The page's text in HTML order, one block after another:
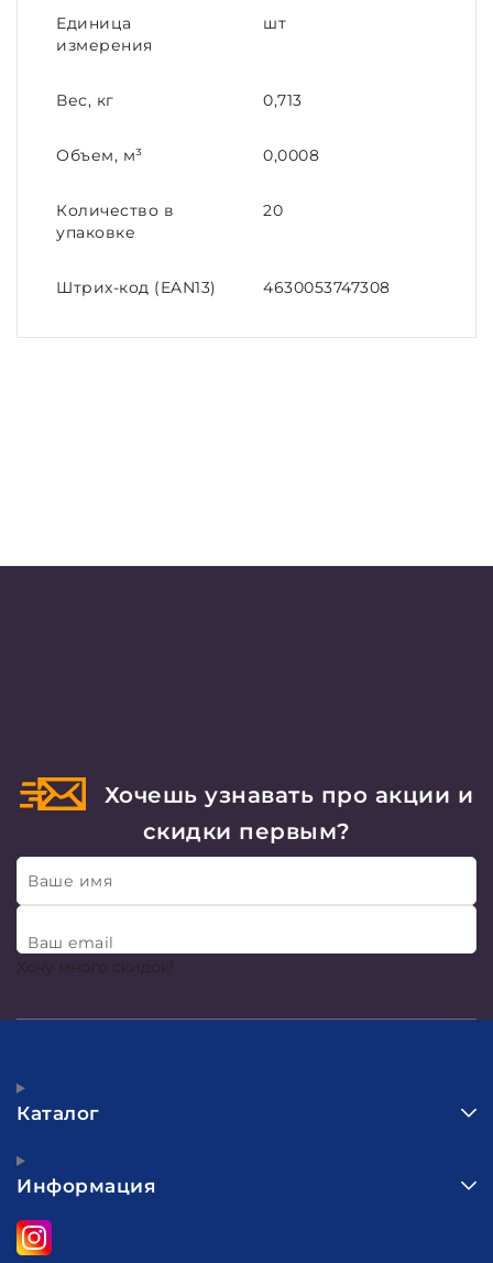
Единица
измерения
шт
Вес, кг 0,713
Объем, м³ 0,0008
Количество в
упаковке
20
Штрих-код (EAN13) 4630053747308
Хочешь узнавать про акции и
скидки первым?
Ваше имя
Ваш email
Хочу много скидок!
Каталог
Информация